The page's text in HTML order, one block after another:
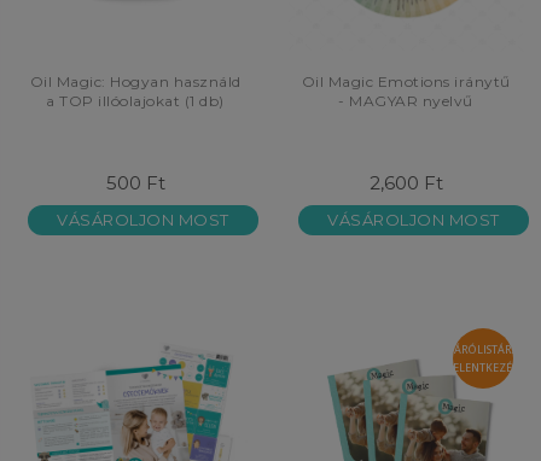
Oil Magic: Hogyan használd
a TOP illóolajokat (1 db)
500 Ft
VÁSÁROLJON MOST
Oil Magic Emotions iránytű
- MAGYAR nyelvű
2,600 Ft
VÁSÁROLJON MOST
VÁRÓLISTÁRA
JELENTKEZÉS